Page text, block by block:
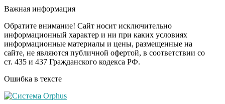
Пересмотрела 10 раз
i
Ролик длится пару
секунд, но вы будете в
шоке от увиденного
Ролик из Омска: вы
Важная информация
Обратите внимание! Сайт носит исключительно
информационный характер и ни при каких условиях
информационные материалы и цены, размещенные на
сайте, не являются публичной офертой, в соответствии со
ст. 435 и 437 Гражданского кодекса РФ.
Ошибка в тексте